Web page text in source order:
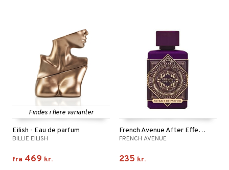
Findes i flere varianter
Eilish - Eau de parfum
BILLIE EILISH
fra 469 kr.
French Avenue After Effect - Extrait de parfum
FRENCH AVENUE
235 kr.